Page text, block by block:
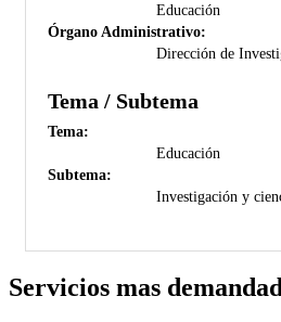
Educación
Órgano Administrativo:
Dirección de
Tema / Subtema
Tema:
Educación
Subtema:
Investigación y
Servicios mas